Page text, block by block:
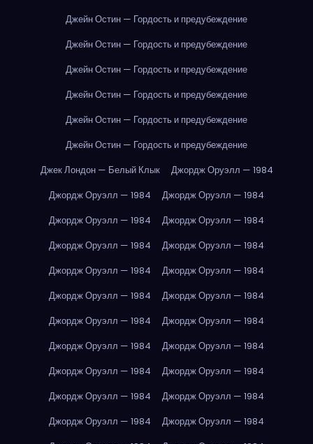
Джейн Остин — Гордость и предубеждение
Джейн Остин — Гордость и предубеждение
Джейн Остин — Гордость и предубеждение
Джейн Остин — Гордость и предубеждение
Джейн Остин — Гордость и предубеждение
Джейн Остин — Гордость и предубеждение
Джек Лондон — Белый Клык
Джордж Оруэлл — 1984
Джордж Оруэлл — 1984
Джордж Оруэлл — 1984
Джордж Оруэлл — 1984
Джордж Оруэлл — 1984
Джордж Оруэлл — 1984
Джордж Оруэлл — 1984
Джордж Оруэлл — 1984
Джордж Оруэлл — 1984
Джордж Оруэлл — 1984
Джордж Оруэлл — 1984
Джордж Оруэлл — 1984
Джордж Оруэлл — 1984
Джордж Оруэлл — 1984
Джордж Оруэлл — 1984
Джордж Оруэлл — 1984
Джордж Оруэлл — 1984
Джордж Оруэлл — 1984
Джордж Оруэлл — 1984
Джордж Оруэлл — 1984
Джордж Оруэлл — 1984